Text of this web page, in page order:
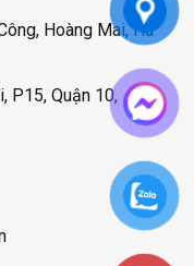
Hoàng Mai, Hà
P15, Quận 10,